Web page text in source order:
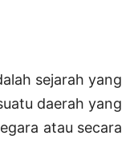
sejarah yang
daerah yang
atau secara